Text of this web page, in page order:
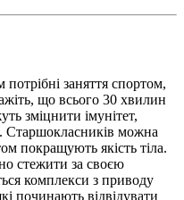
заняття спортом,
що всього 30 хвилин
зміцнити імунітет,
Старшокласників можна
покращують якість тіла.
стежити за своєю
комплекси з приводу
починають відвідувати